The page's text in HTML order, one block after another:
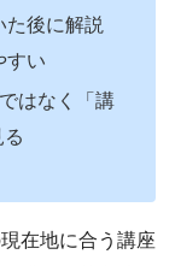
た後に解説
すい
はなく「講
在地に合う講座